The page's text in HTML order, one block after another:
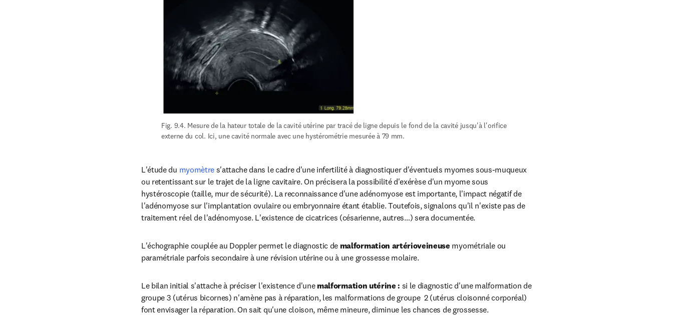
Fig. 9.4. Mesure de la hateur totale de la cavité utérine par tracé de ligne depuis le fond de la cavité jusqu'à l'orifice
externe du col. Ici, une cavité normale avec une hystérométrie mesurée à 79 mm.
L'étude du myomètre s'attache dans le cadre d'une infertilité à diagnostiquer d'éventuels myomes sous-muqueux
ou retentissant sur le trajet de la ligne cavitaire. On précisera la possibilité d'exérèse d'un myome sous
hystéroscopie (taille, mur de sécurité). La reconnaissance d'une adénomyose est importante, l'impact négatif de
l'adénomyose sur l'implantation ovulaire ou embryonnaire étant établie. Toutefois, signalons qu'il n'existe pas de
traitement réel de l'adénomyose. L'existence de cicatrices (césarienne, autres…) sera documentée.
L'échographie couplée au Doppler permet le diagnostic de malformation artérioveineuse myométriale ou
paramétriale parfois secondaire à une révision utérine ou à une grossesse molaire.
Le bilan initial s'attache à préciser l'existence d'une malformation utérine : si le diagnostic d'une malformation de
groupe 3 (utérus bicornes) n'amène pas à réparation, les malformations de groupe  2 (utérus cloisonné corporéal)
font envisager la réparation. On sait qu'une cloison, même mineure, diminue les chances de grossesse.